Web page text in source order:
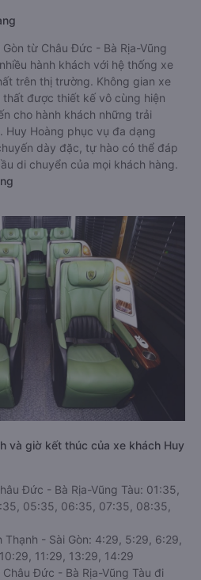
từ Châu Đức - Bà Rịa-Vũng
hành khách với hệ thống xe
trên thị trường. Không gian xe
thất được thiết kế vô cùng hiện
cho hành khách những trải
Huy Hoàng phục vụ đa dạng
dày đặc, tự hào có thể đáp
di chuyển của mọi khách hàng.
và giờ kết thúc của xe khách Huy
Đức - Bà Rịa-Vũng Tàu: 01:35,
05:35, 06:35, 07:35, 08:35,
Thạnh - Sài Gòn: 4:29, 5:29, 6:29,
11:29, 13:29, 14:29
Đức - Bà Rịa-Vũng Tàu đi